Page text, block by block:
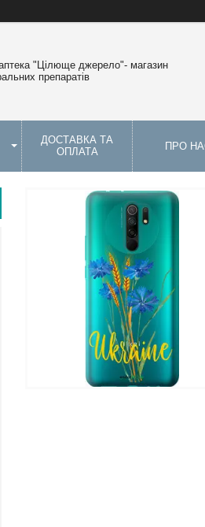
"Цілюще джерело"- магазин
препаратів
ДОСТАВКА ТА
ОПЛАТА
ПРО